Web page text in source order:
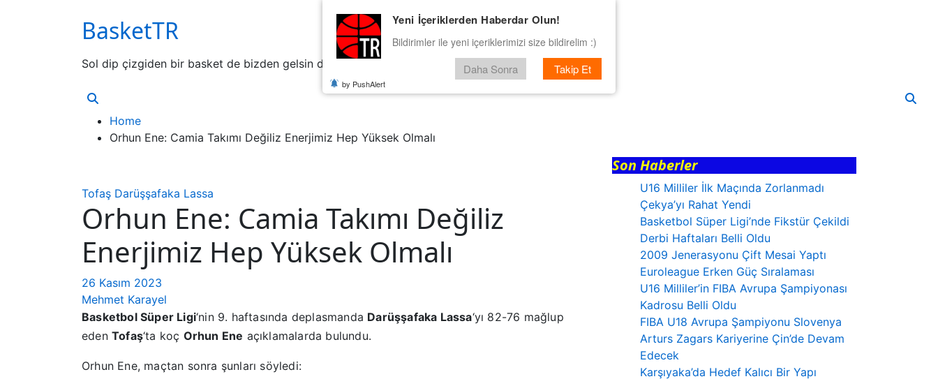
BasketTR
Sol dip çizgiden bir basket de bizden gelsin dedik.
Home
Orhun Ene: Camia Takımı Değiliz Enerjimiz Hep Yüksek Olmalı
Tofaş Darüşşafaka Lassa
Orhun Ene: Camia Takımı Değiliz
Enerjimiz Hep Yüksek Olmalı
26 Kasım 2023
Mehmet Karayel
Basketbol Süper Ligi‘nin 9. haftasında deplasmanda Darüşşafaka Lassa‘yı 82-76 mağlup
eden Tofaş‘ta koç Orhun Ene açıklamalarda bulundu.
Orhun Ene, maçtan sonra şunları söyledi:
Son Haberler
U16 Milliler İlk Maçında Zorlanmadı
Çekya’yı Rahat Yendi
Basketbol Süper Ligi’nde Fikstür Çekildi
Derbi Haftaları Belli Oldu
2009 Jenerasyonu Çift Mesai Yaptı
Euroleague Erken Güç Sıralaması
U16 Milliler’in FIBA Avrupa Şampiyonası
Kadrosu Belli Oldu
FIBA U18 Avrupa Şampiyonu Slovenya
Arturs Zagars Kariyerine Çin’de Devam
Edecek
Karşıyaka’da Hedef Kalıcı Bir Yapı
Yeni İçeriklerden Haberdar Olun!
Bildirimler ile yeni içeriklerimizi size bildirelim :)
Daha Sonra Takip Et
by PushAlert